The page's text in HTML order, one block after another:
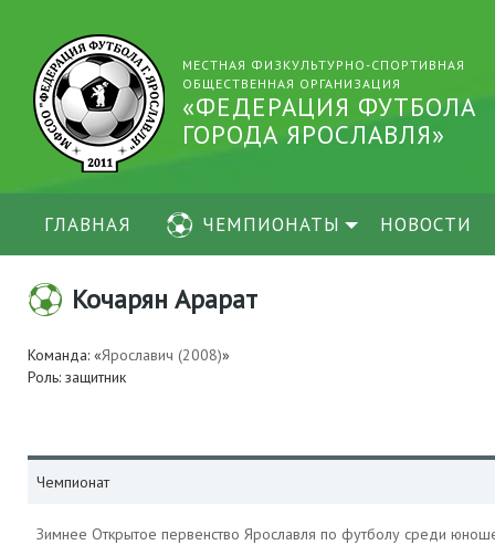
МЕСТНАЯ ФИЗКУЛЬТУРНО-СПОРТИВНАЯ
ОБЩЕСТВЕННАЯ ОРГАНИЗАЦИЯ
«ФЕДЕРАЦИЯ ФУТБОЛА
ГОРОДА ЯРОСЛАВЛЯ»
ГЛАВНАЯ ЧЕМПИОНАТЫ НОВОСТИ
Кочарян Арарат
Команда: «Ярославич (2008)»
Роль: защитник
Чемпионат
Зимнее Открытое первенство Ярославля по футболу среди